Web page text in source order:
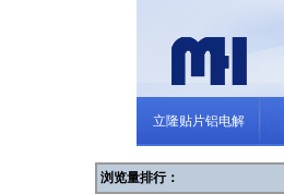
立隆贴片铝电解
浏览量排行：